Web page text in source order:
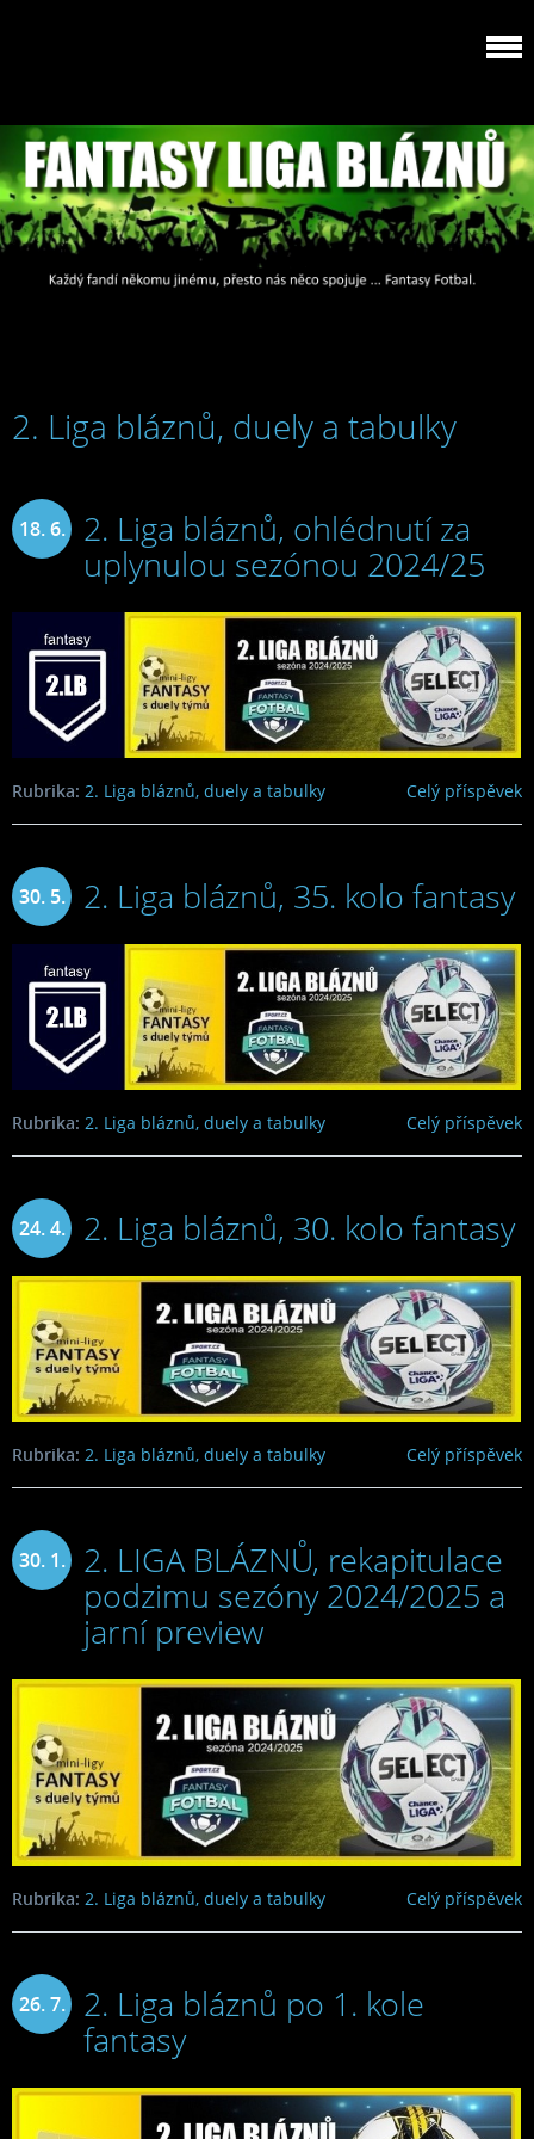
2. Liga bláznů, duely a tabulky
18. 6.
2. Liga bláznů, ohlédnutí za
uplynulou sezónou 2024/25
Celý příspěvek
Rubrika: 2. Liga bláznů, duely a tabulky
30. 5. 2. Liga bláznů, 35. kolo fantasy
Celý příspěvek
Rubrika: 2. Liga bláznů, duely a tabulky
24. 4.
2025
2. Liga bláznů, 30. kolo fantasy
Celý příspěvek
Rubrika: 2. Liga bláznů, duely a tabulky
30. 1.
2. LIGA BLÁZNŮ, rekapitulace
podzimu sezóny 2024/2025 a
jarní preview
Celý příspěvek
Rubrika: 2. Liga bláznů, duely a tabulky
26. 7.
2. Liga bláznů po 1. kole
fantasy